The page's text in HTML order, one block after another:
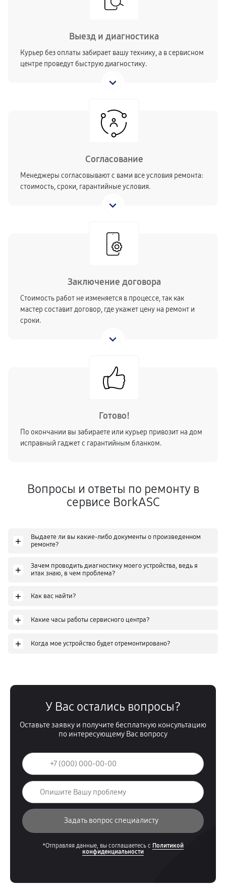
Выезд и диагностика
Курьер без оплаты забирает вашу технику, а в сервисном
центре проведут быструю диагностику.
Согласование
Менеджеры согласовывают с вами все условия ремонта:
стоимость, сроки, гарантийные условия.
Заключение договора
Стоимость работ не изменяется в процессе, так как
мастер составит договор, где укажет цену на ремонт и
сроки.
Готово!
По окончании вы забираете или курьер привозит на дом
исправный гаджет с гарантийным бланком.
Вопросы и ответы по ремонту в
сервисе BorkASC
+
Выдаете ли вы какие-либо документы о произведенном
ремонте?
+
Зачем проводить диагностику моего устройства, ведь я
итак знаю, в чем проблема?
+ Как вас найти?
+ Какие часы работы сервисного центра?
+ Когда мое устройство будет отремонтировано?
У Вас остались вопросы?
Оставьте заявку и получите бесплатную консультацию
по интересующему Вас вопросу
*Отправляя данные, вы соглашаетесь с Политикой
конфиденциальности